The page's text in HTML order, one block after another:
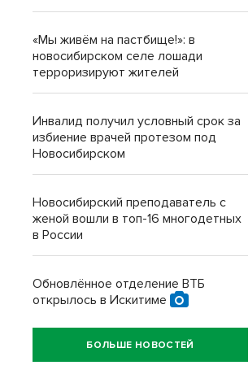
«Мы живём на пастбище!»: в
новосибирском селе лошади
терроризируют жителей
Инвалид получил условный срок за
избиение врачей протезом под
Новосибирском
Новосибирский преподаватель с
женой вошли в топ-16 многодетных
в России
Обновлённое отделение ВТБ
открылось в Искитиме
БОЛЬШЕ НОВОСТЕЙ